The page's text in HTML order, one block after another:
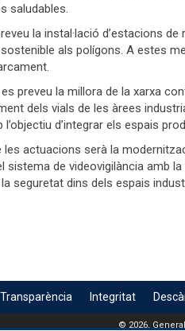
saludables.
la instal·lació d’estacions
als polígons. A estes
preveu la millora de la xarxa
dels vials de les àrees
l’objectiu d’integrar els espais
les actuacions serà la
sistema de videovigilància amb
seguretat dins dels espais
Transparència Integritat
© 2026,